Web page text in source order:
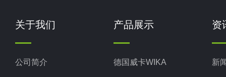
关于我们
公司简介
产品展示
德国威卡WIKA
资
新